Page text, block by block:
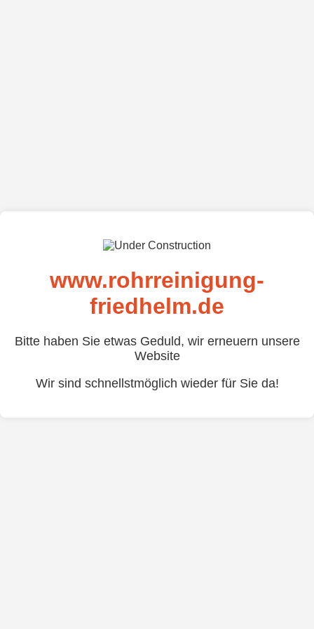
www.rohrreinigung-
friedhelm.de
Bitte haben Sie etwas Geduld, wir erneuern unsere
Website
Wir sind schnellstmöglich wieder für Sie da!